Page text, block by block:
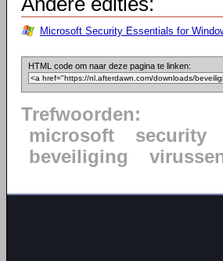
Microsoft Security Essentials for
HTML code om naar deze pagina te linken:
Trefwoorden:
microsoft
security
beveiliging